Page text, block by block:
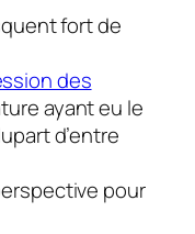
fort de
des
ayant eu le
d’entre
pour